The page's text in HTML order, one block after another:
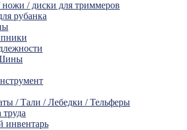
ножи / диски для триммеров
рубанка
/ Тали / Лебедки / Тельферы
инвентарь